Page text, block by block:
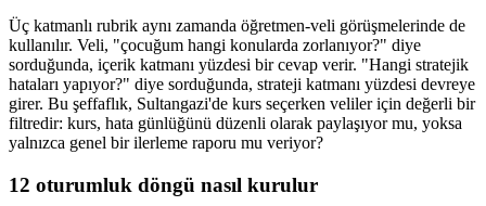
Üç katmanlı rubrik aynı zamanda öğretmen-veli görüşmelerinde de
kullanılır. Veli, "çocuğum hangi konularda zorlanıyor?" diye
sorduğunda, içerik katmanı yüzdesi bir cevap verir. "Hangi stratejik
hataları yapıyor?" diye sorduğunda, strateji katmanı yüzdesi devreye
girer. Bu şeffaflık, Sultangazi'de kurs seçerken veliler için değerli bir
filtredir: kurs, hata günlüğünü düzenli olarak paylaşıyor mu, yoksa
yalnızca genel bir ilerleme raporu mu veriyor?
12 oturumluk döngü nasıl kurulur